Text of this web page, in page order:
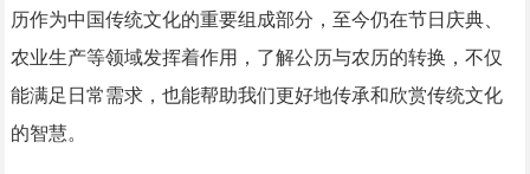
历作为中国传统文化的重要组成部分，至今仍在节日庆典、
农业生产等领域发挥着作用，了解公历与农历的转换，不仅
能满足日常需求，也能帮助我们更好地传承和欣赏传统文化
的智慧。